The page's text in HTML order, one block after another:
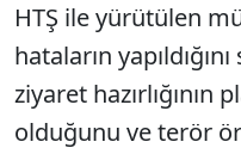
HTŞ ile yürütülen
hataların
ziyaret hazırlığının
olduğunu ve terör